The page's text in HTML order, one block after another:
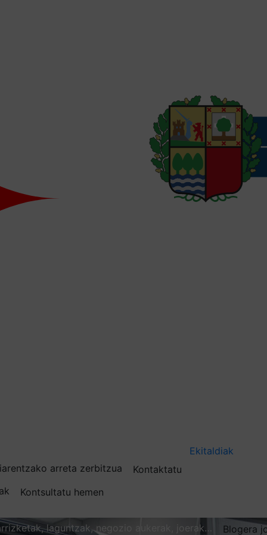
arreta zerbitzua
Kontaktatu
Kontsultatu hemen
Ekitaldiak
laguntzak, negozio aukerak, joerak… Blogera